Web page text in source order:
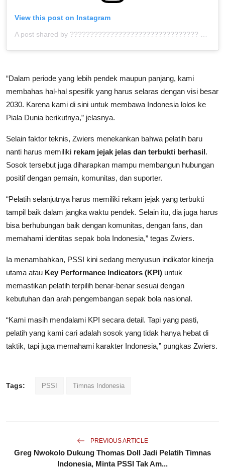
View this post on Instagram
A post shared by ???????????????????????????????? ™ (@bolahita)
“Dalam periode yang lebih pendek maupun panjang, kami
membahas hal-hal spesifik yang harus selaras dengan visi besar
2030. Karena kami di sini untuk membawa Indonesia lolos ke
Piala Dunia berikutnya,” jelasnya.
Selain faktor teknis, Zwiers menekankan bahwa pelatih baru
nanti harus memiliki rekam jejak jelas dan terbukti berhasil .
Sosok tersebut juga diharapkan mampu membangun hubungan
positif dengan pemain, komunitas, dan suporter.
“Pelatih selanjutnya harus memiliki rekam jejak yang terbukti
tampil baik dalam jangka waktu pendek. Selain itu, dia juga harus
bisa berhubungan baik dengan komunitas, dengan fans, dan
memahami identitas sepak bola Indonesia,” tegas Zwiers.
Ia menambahkan, PSSI kini sedang menyusun indikator kinerja
utama atau Key Performance Indicators (KPI) untuk
memastikan pelatih terpilih benar-benar sesuai dengan
kebutuhan dan arah pengembangan sepak bola nasional.
“Kami masih mendalami KPI secara detail. Tapi yang pasti,
pelatih yang kami cari adalah sosok yang tidak hanya hebat di
taktik, tapi juga memahami karakter Indonesia,” pungkas Zwiers.
Tags: PSSI Timnas Indonesia
PREVIOUS ARTICLE
Greg Nwokolo Dukung Thomas Doll Jadi Pelatih Timnas
Indonesia, Minta PSSI Tak Am...